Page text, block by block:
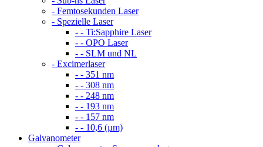
- Femtosekunden Laser
- Spezielle Laser
- - Ti:Sapphire Laser
- - OPO Laser
- - SLM und NL
- Excimerlaser
- - 351 nm
- - 308 nm
- - 248 nm
- - 193 nm
- - 157 nm
- - 10,6 (µm)
Galvanometer